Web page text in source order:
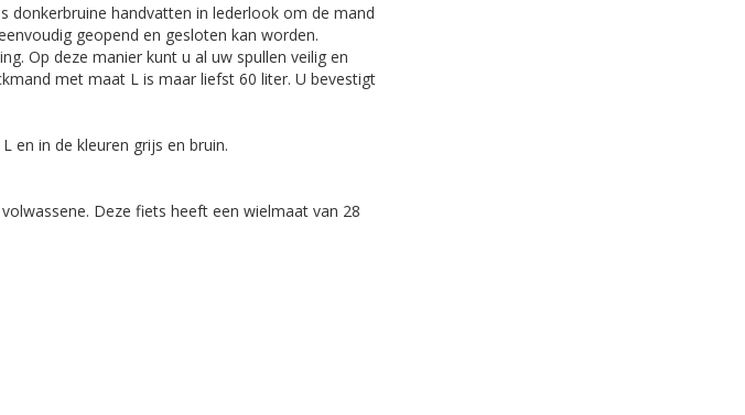
donkerbruine handvatten in lederlook om de mand
geopend en gesloten kan worden.
Op deze manier kunt u al uw spullen veilig en
met maat L is maar liefst 60 liter. U bevestigt
en in de kleuren grijs en bruin.
Deze fiets heeft een wielmaat van 28